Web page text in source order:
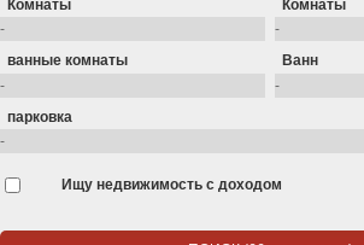
Комнаты Комнаты
ванные комнаты Ванн
парковка
Ищу недвижимость с доходом